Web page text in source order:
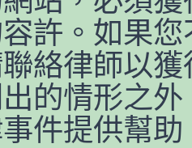
許。如果
絡律師以
的情形之
件提供幫助